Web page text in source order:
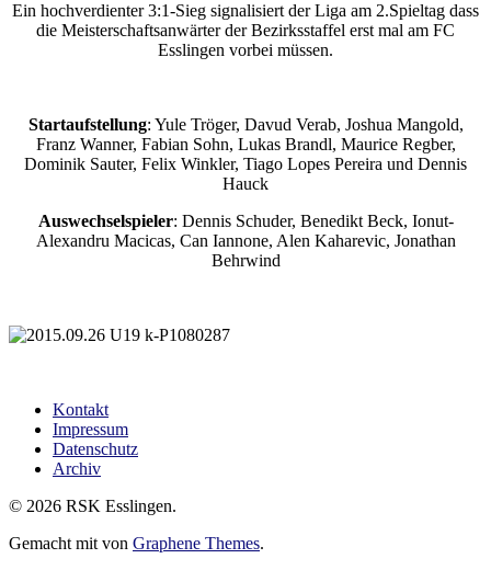
Ein hochverdienter 3:1-Sieg signalisiert der Liga am 2.Spieltag dass
die Meisterschaftsanwärter der Bezirksstaffel erst mal am FC
Esslingen vorbei müssen.
Startaufstellung: Yule Tröger, Davud Verab, Joshua Mangold,
Franz Wanner, Fabian Sohn, Lukas Brandl, Maurice Regber,
Dominik Sauter, Felix Winkler, Tiago Lopes Pereira und Dennis
Hauck
Auswechselspieler: Dennis Schuder, Benedikt Beck, Ionut-
Alexandru Macicas, Can Iannone, Alen Kaharevic, Jonathan
Behrwind
Kontakt
Impressum
Datenschutz
Archiv
© 2026 RSK Esslingen.
Gemacht mit von Graphene Themes.